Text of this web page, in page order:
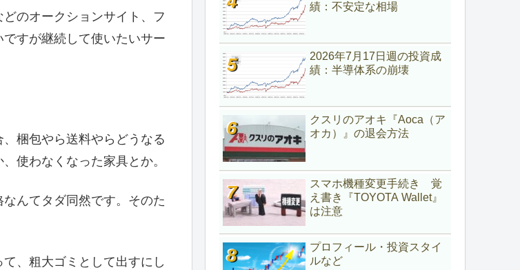
のオークションサイト、フ
すが継続して使いたいサー
梱包やら送料やらどうなる
使わなくなった家具とか。
んてタダ同然です。そのた
、粗大ゴミとして出すにし
績：不安定な相場
2026年7月17日週の投資成
績：半導体系の崩壊
クスリのアオキ『Aoca（ア
オカ）』の退会方法
スマホ機種変更手続き 覚
え書き『TOYOTA Wallet』
は注意
プロフィール・投資スタイ
ルなど